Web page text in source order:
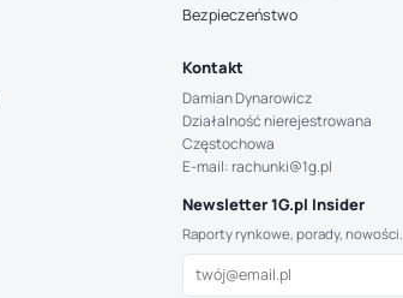
Bezpieczeństwo
Kontakt
Damian Dynarowicz
Działalność nierejestrowana
Częstochowa
E-mail: rachunki@1g.pl
Newsletter 1G.pl Insider
Raporty rynkowe, porady, nowości.